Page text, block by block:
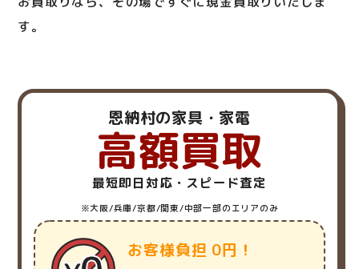
す。
恩納村の家具・家電
高額買取
最短即日対応・スピード査定
※大阪/兵庫/京都/関東/中部一部のエリアのみ
お客様負担 0円！